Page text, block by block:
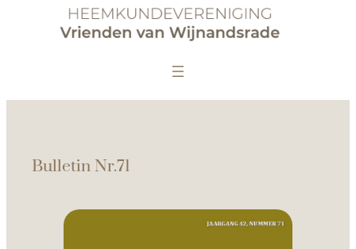
Bulletin Nr.71